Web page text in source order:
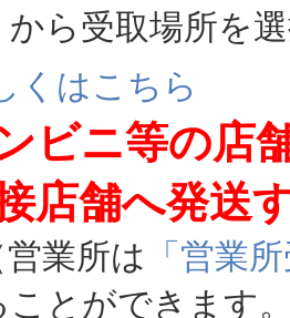
から受取場所を
くはこちら
ビニ等の店
店舗へ発送
業所は 「営業
ことができます